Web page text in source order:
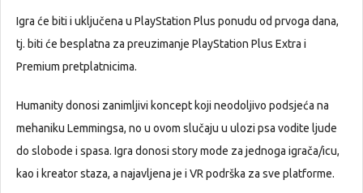
Igra će biti i uključena u PlayStation Plus ponudu od prvoga dana,
tj. biti će besplatna za preuzimanje PlayStation Plus Extra i
Premium pretplatnicima.
Humanity donosi zanimljivi koncept koji neodoljivo podsjeća na
mehaniku Lemmingsa, no u ovom slučaju u ulozi psa vodite ljude
do slobode i spasa. Igra donosi story mode za jednoga igrača/icu,
kao i kreator staza, a najavljena je i VR podrška za sve platforme.